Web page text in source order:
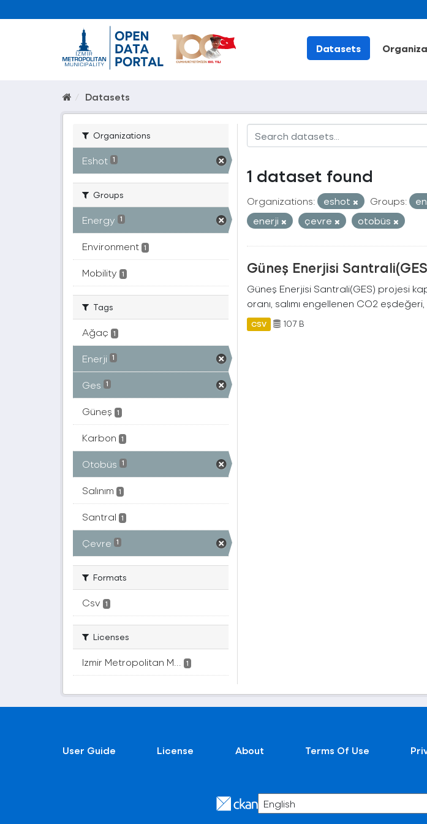
Datasets
Datasets
Organizations
Eshot 1
Groups
Energy 1
Environment 1
Mobility 1
Tags
Ağaç 1
Enerji 1
Ges 1
Güneş 1
Karbon 1
Otobüs 1
Salınım 1
Santral 1
Çevre 1
Formats
Csv 1
Licenses
Izmir Metropolitan M... 1
1 dataset found
Organizations: eshot Groups:
enerji
çevre otobüs
Güneş Enerjisi
Güneş Enerjisi Santrali(GES) projesi
oranı, salımı engellenen CO2
CSV 107 B
User Guide License About Terms Of Use